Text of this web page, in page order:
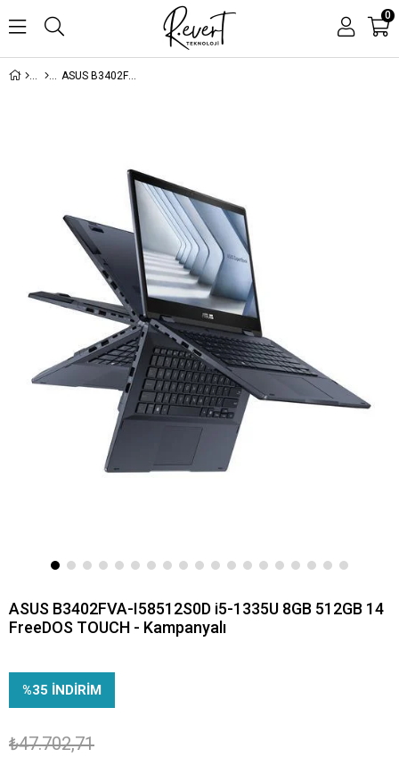
0
ASUS B3402FVA-I58512S0D i5-1335U 8GB 512GB 14 FreeDOS TOUCH - Kampanyalı
ASUS B3402FVA-I58512S0D i5-1335U 8GB 512GB 14
FreeDOS TOUCH - Kampanyalı
%35 İNDIRIM
₺47.702,71